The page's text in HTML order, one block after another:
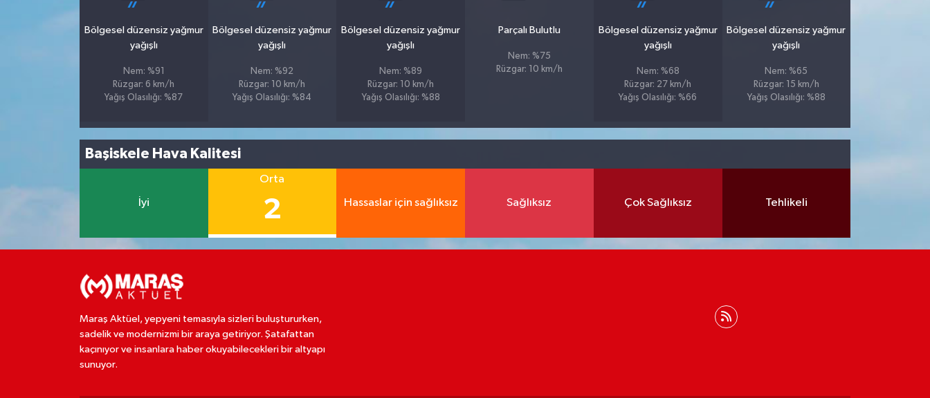
Bölgesel düzensiz yağmur
yağışlı
Nem: %91
Rüzgar: 6 km/h
Yağış Olasılığı: %87
Bölgesel düzensiz yağmur
yağışlı
Nem: %92
Rüzgar: 10 km/h
Yağış Olasılığı: %84
Bölgesel düzensiz yağmur
yağışlı
Nem: %89
Rüzgar: 10 km/h
Yağış Olasılığı: %88
Parçalı Bulutlu
Nem: %75
Rüzgar: 10 km/h
Bölgesel düzensiz yağmur
yağışlı
Nem: %68
Rüzgar: 27 km/h
Yağış Olasılığı: %66
Bölgesel düzensiz yağmur
yağışlı
Nem: %65
Rüzgar: 15 km/h
Yağış Olasılığı: %88
Başiskele Hava Kalitesi
İyi
Orta
2 Hassaslar için sağlıksız Sağlıksız Çok Sağlıksız Tehlikeli
Maraş Aktüel, yepyeni temasıyla sizleri buluştururken,
sadelik ve modernizmi bir araya getiriyor. Şatafattan
kaçınıyor ve insanlara haber okuyabilecekleri bir altyapı
sunuyor.